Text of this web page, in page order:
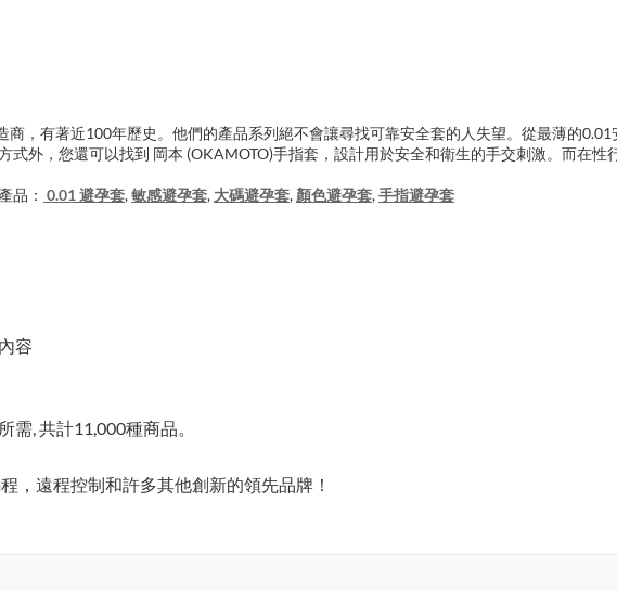
商，有著近100年歷史。他們的產品系列絕不會讓尋找可靠安全套的人失望。從最薄的
式外，您還可以找到 岡本 (OKAMOTO)手指套，設計用於安全和衛生的手交刺激。而在
品： 0.01 避孕套,敏感避孕套, 大碼避孕套, 顏色避孕套,手指避孕套
容
, 共計11,000種商品。
，遠程控制和許多其他創新的領先品牌！